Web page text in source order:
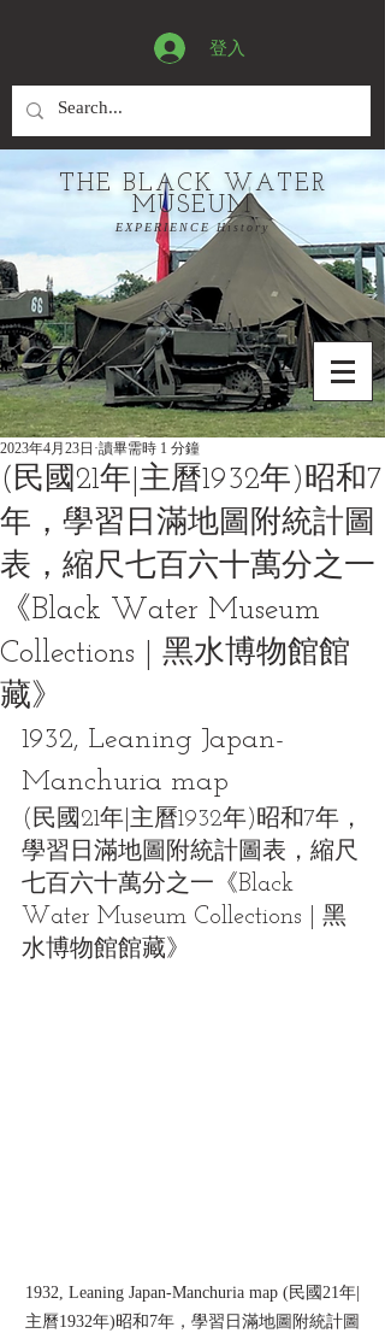
登入
THE BLACK WATER
MUSEUM
EXPERIENCE History
(民國21年|主曆1932年)昭和7
年，學習日滿地圖附統計圖
表，縮尺七百六十萬分之一
《Black Water Museum
Collections | 黑水博物館館
藏》
2023年4月23日 讀畢需時 1 分鐘
1932, Leaning Japan-
Manchuria map
(民國21年|主曆1932年)昭和7年，
學習日滿地圖附統計圖表，縮尺
七百六十萬分之一《Black
Water Museum Collections | 黑
水博物館館藏》
1932, Leaning Japan-Manchuria map (民國21年|
主曆1932年)昭和7年，學習日滿地圖附統計圖